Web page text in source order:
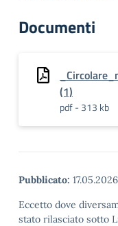
Documenti
(1)
pdf - 313 kb
Pubblicato: 17.05.2026
Eccetto dove
stato rilasciato sotto